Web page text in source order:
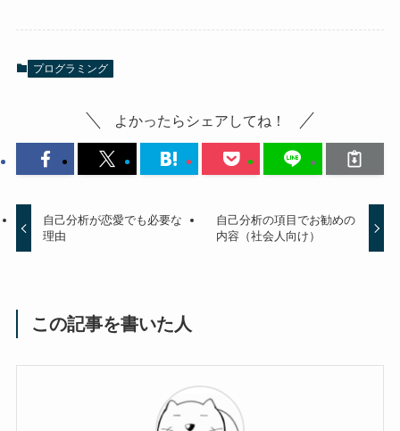
プログラミング
よかったらシェアしてね！
自己分析が恋愛でも必要な
理由
自己分析の項目でお勧めの
内容（社会人向け）
この記事を書いた人